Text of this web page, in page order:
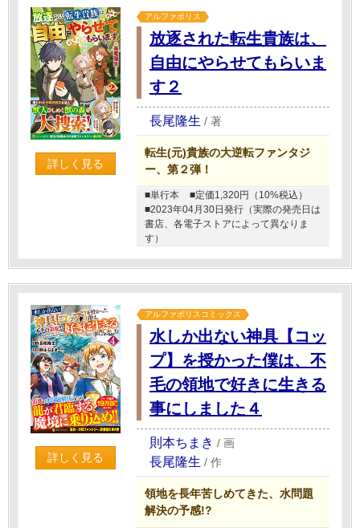
詳しく見る
アルファポリス
放逐された転生貴族は、
自由にやらせてもらいま
す２
長尾隆生 / 著
転生(元)貴族の大逆転ファンタジ
ー、第２弾！
■単行本
■定価1,320円（10%税込）
■2023年04月30日発行（実際の発売日は
書店、各電子ストアによって異なりま
す）
詳しく見る
アルファポリスコミックス
水しか出ない神具【コッ
プ】を授かった僕は、不
毛の領地で好きに生きる
事にしました４
則本ちまき / 画
長尾隆生 / 作
領地を長年苦しめてきた、水問題
解決の予感!?